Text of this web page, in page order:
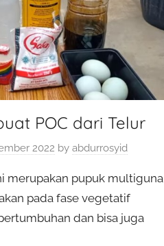
POC dari Telur
2022 by abdurrosyid
merupakan pupuk multiguna
pada fase vegetatif
dan bisa juga